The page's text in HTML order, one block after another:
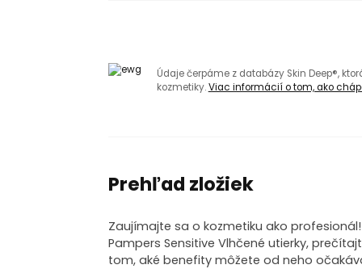
Údaje čerpáme z databázy Skin Deep®,
kozmetiky.Viac informácií o tom, ako
Prehľad zložiek
Zaujímajte sa o kozmetiku ako
Pampers Sensitive Vlhčené utierky,
tom, aké benefity môžete od neho